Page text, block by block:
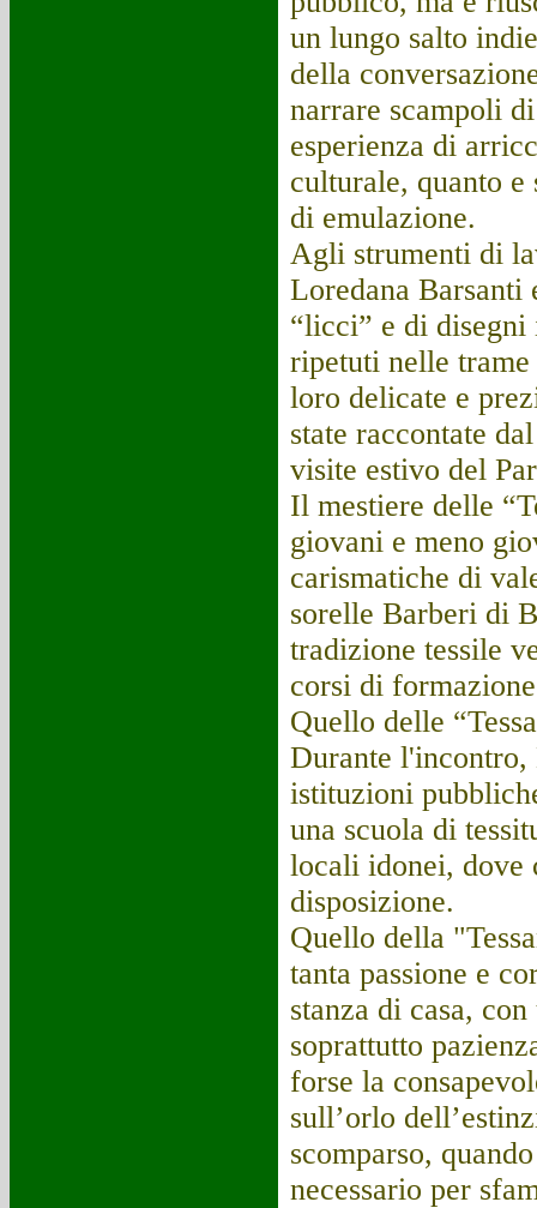
un lungo salto
della
narrare scampoli
esperienza di
culturale, quanto
di emulazione.
Agli strumenti di
Loredana Barsanti
“licci” e di disegni
ripetuti nelle
loro delicate e
state raccontate
visite estivo del
Il mestiere delle
giovani e meno
carismatiche di
sorelle Barberi di
tradizione tessile
corsi di
Quello delle
Durante l'incontro,
istituzioni
una scuola di
locali idonei, dove
disposizione.
Quello della
tanta passione e
stanza di casa,
soprattutto
forse la
sull’orlo
scomparso,
necessario per